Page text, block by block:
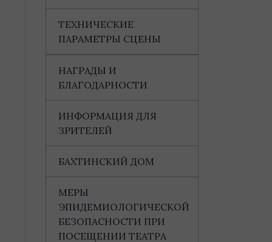
ТЕХНИЧЕСКИЕ
ПАРАМЕТРЫ СЦЕНЫ
НАГРАДЫ И
БЛАГОДАРНОСТИ
ИНФОРМАЦИЯ ДЛЯ
ЗРИТЕЛЕЙ
БАХТИНСКИЙ ДОМ
МЕРЫ
ЭПИДЕМИОЛОГИЧЕСКОЙ
БЕЗОПАСНОСТИ ПРИ
ПОСЕЩЕНИИ ТЕАТРА